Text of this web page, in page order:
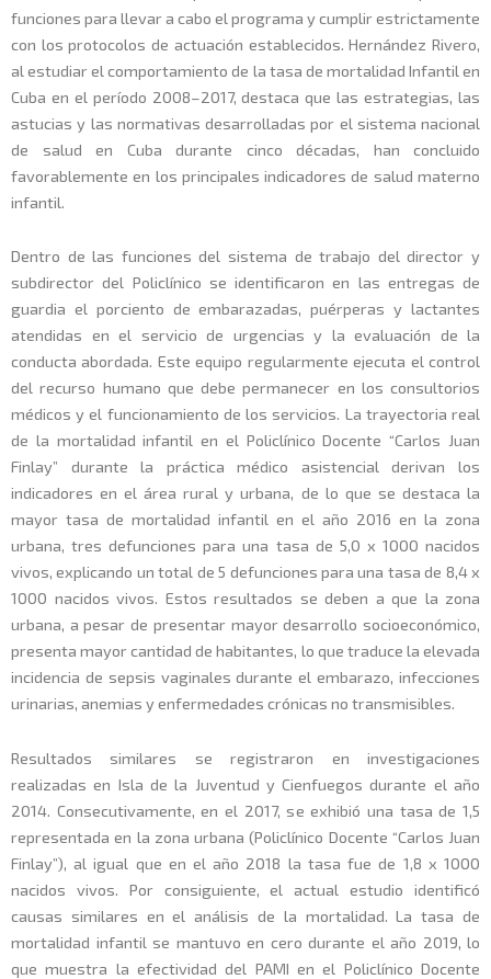
funciones para llevar a cabo el programa y cumplir estrictamente
con los protocolos de actuación establecidos. Hernández Rivero,
al estudiar el comportamiento de la tasa de mortalidad Infantil en
Cuba en el período 2008–2017, destaca que las estrategias, las
astucias y las normativas desarrolladas por el sistema nacional
de salud en Cuba durante cinco décadas, han concluido
favorablemente en los principales indicadores de salud materno
infantil.
Dentro de las funciones del sistema de trabajo del director y
subdirector del Policlínico se identificaron en las entregas de
guardia el porciento de embarazadas, puérperas y lactantes
atendidas en el servicio de urgencias y la evaluación de la
conducta abordada. Este equipo regularmente ejecuta el control
del recurso humano que debe permanecer en los consultorios
médicos y el funcionamiento de los servicios. La trayectoria real
de la mortalidad infantil en el Policlínico Docente “Carlos Juan
Finlay” durante la práctica médico asistencial derivan los
indicadores en el área rural y urbana, de lo que se destaca la
mayor tasa de mortalidad infantil en el año 2016 en la zona
urbana, tres defunciones para una tasa de 5,0 x 1000 nacidos
vivos, explicando un total de 5 defunciones para una tasa de 8,4 x
1000 nacidos vivos. Estos resultados se deben a que la zona
urbana, a pesar de presentar mayor desarrollo socioeconómico,
presenta mayor cantidad de habitantes, lo que traduce la elevada
incidencia de sepsis vaginales durante el embarazo, infecciones
urinarias, anemias y enfermedades crónicas no transmisibles.
Resultados similares se registraron en investigaciones
realizadas en Isla de la Juventud y Cienfuegos durante el año
2014. Consecutivamente, en el 2017, se exhibió una tasa de 1,5
representada en la zona urbana (Policlínico Docente “Carlos Juan
Finlay”), al igual que en el año 2018 la tasa fue de 1,8 x 1000
nacidos vivos. Por consiguiente, el actual estudio identificó
causas similares en el análisis de la mortalidad. La tasa de
mortalidad infantil se mantuvo en cero durante el año 2019, lo
que muestra la efectividad del PAMI en el Policlínico Docente